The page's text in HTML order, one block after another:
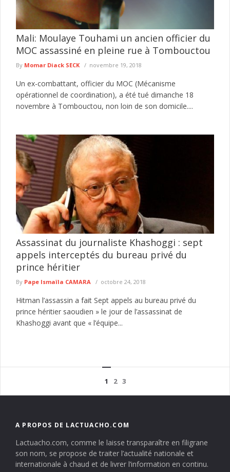
Mali: Moulaye Touhami un ancien officier du
MOC assassiné en pleine rue à Tombouctou
By Momar Diack SECK novembre 19, 2018
Un ex-combattant, officier du MOC (Mécanisme
opérationnel de coordination), a été tué dimanche 18
novembre à Tombouctou, non loin de son domicile....
Assassinat du journaliste Khashoggi : sept
appels interceptés du bureau privé du
prince héritier
By Pape Ismaïla CAMARA octobre 24, 2018
Hitman l’assassin a fait Sept appels au bureau privé du
prince héritier saoudien » le jour de l’assassinat de
Khashoggi avant que « l’équipe...
1 2 3
A PROPOS DE LACTUACHO.COM
Lactuacho.com, comme le laisse transparaître en filigrane
son nom, se propose de traiter l’actualité nationale et
internationale à chaud et de livrer l’information en continu.